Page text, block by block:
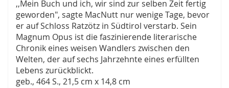
,,Mein Buch und ich, wir sind zur selben Zeit fertig
geworden", sagte MacNutt nur wenige Tage, bevor
er auf Schloss Ratzötz in Südtirol verstarb. Sein
Magnum Opus ist die faszinierende literarische
Chronik eines weisen Wandlers zwischen den
Welten, der auf sechs Jahrzehnte eines erfüllten
Lebens zurückblickt.
geb., 464 S., 21,5 cm x 14,8 cm